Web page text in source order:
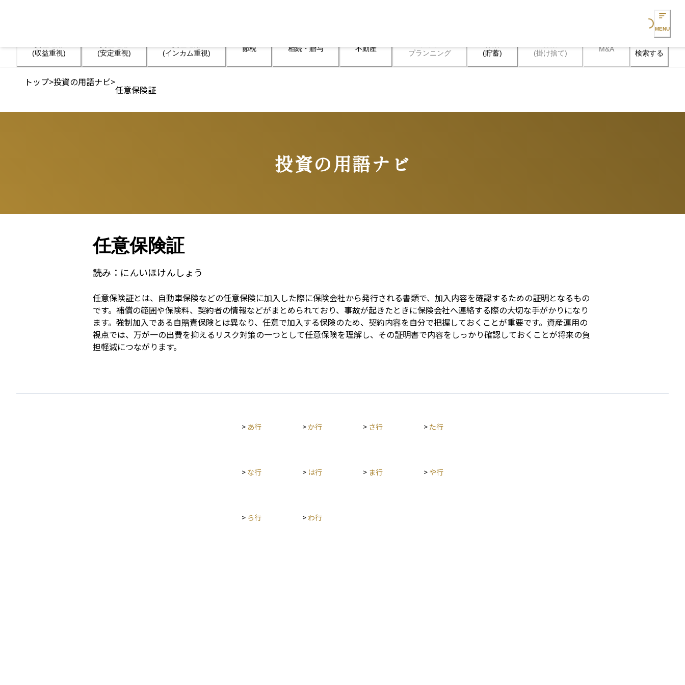
Loading...
MENU
(収益重視)
(安定重視)
(インカム重視)
節税 相続・贈与 不動産
プランニング
(貯蓄)
(掛け捨て)
M&A 検索する
トップ>投資の用語ナビ>
任意保険証
投資の用語ナビ
Terms
任意保険証
読み： にんいほけんしょう
任意保険証とは、自動車保険などの任意保険に加入した際に保険会社から発行される書類で、加入内容を確認するための証明となるもの
です。補償の範囲や保険料、契約者の情報などがまとめられており、事故が起きたときに保険会社へ連絡する際の大切な手がかりになり
ます。強制加入である自賠責保険とは異なり、任意で加入する保険のため、契約内容を自分で把握しておくことが重要です。資産運用の
視点では、万が一の出費を抑えるリスク対策の一つとして任意保険を理解し、その証明書で内容をしっかり確認しておくことが将来の負
担軽減につながります。
> あ行 >か行 > さ行 > た行
> な行 > は行 > ま行 > や行
> ら行 > わ行